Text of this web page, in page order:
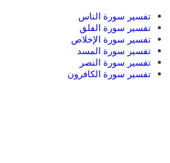
تفسير سورة الناس
تفسير سورة الفلق
تفسير سورة الإخلاص
تفسير سورة المسد
تفسير سورة النصر
تفسير سورة الكافرون